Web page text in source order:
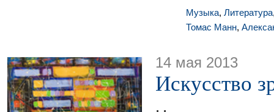
Музыка, Литература
Томас Манн,
14 мая 2013
Искусство